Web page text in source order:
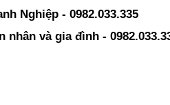
Nghiệp - 0982.033.335
và gia đình -